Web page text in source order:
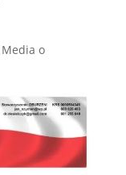
Media o